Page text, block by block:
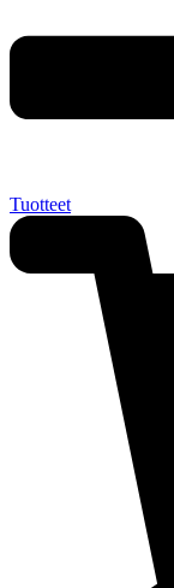
Tuotteet